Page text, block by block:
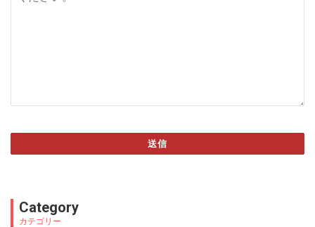
送信
field
should
Category
カテゴリー